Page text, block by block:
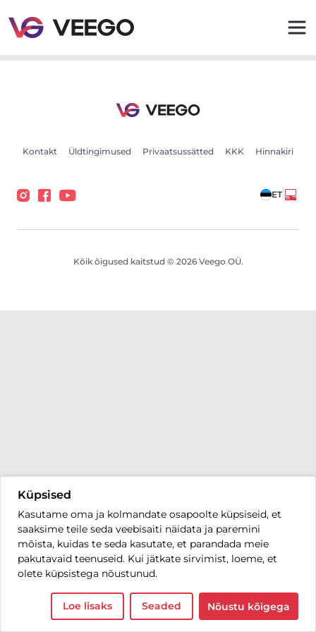
Küpsised
Kasutame oma ja kolmandate osapoolte küpsiseid, et
saaksime teile seda veebisaiti näidata ja paremini
mõista, kuidas te seda kasutate, et parandada meie
pakutavaid teenuseid. Kui jätkate sirvimist, loeme, et
olete küpsistega nõustunud.
Loe lisaks Seaded Nõustu kõigega
Kontakt Üldtingimused Privaatsussätted KKK Hinnakiri
ET
Kõik õigused kaitstud © 2026 Veego OÜ.